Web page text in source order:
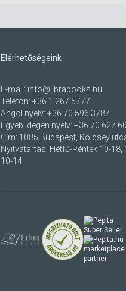
Elérhetőségeink
E-mail: info@librabooks.hu
Telefon: +36 1 267 5777
Angol nyelv: +36 70 596 3787
Egyéb idegen nyelv: +36 70 627
Cím: 1085 Budapest, Kölcsey
Nyitvatartás: Hétfő-Péntek 10-18,
10-14
marketplace
partner